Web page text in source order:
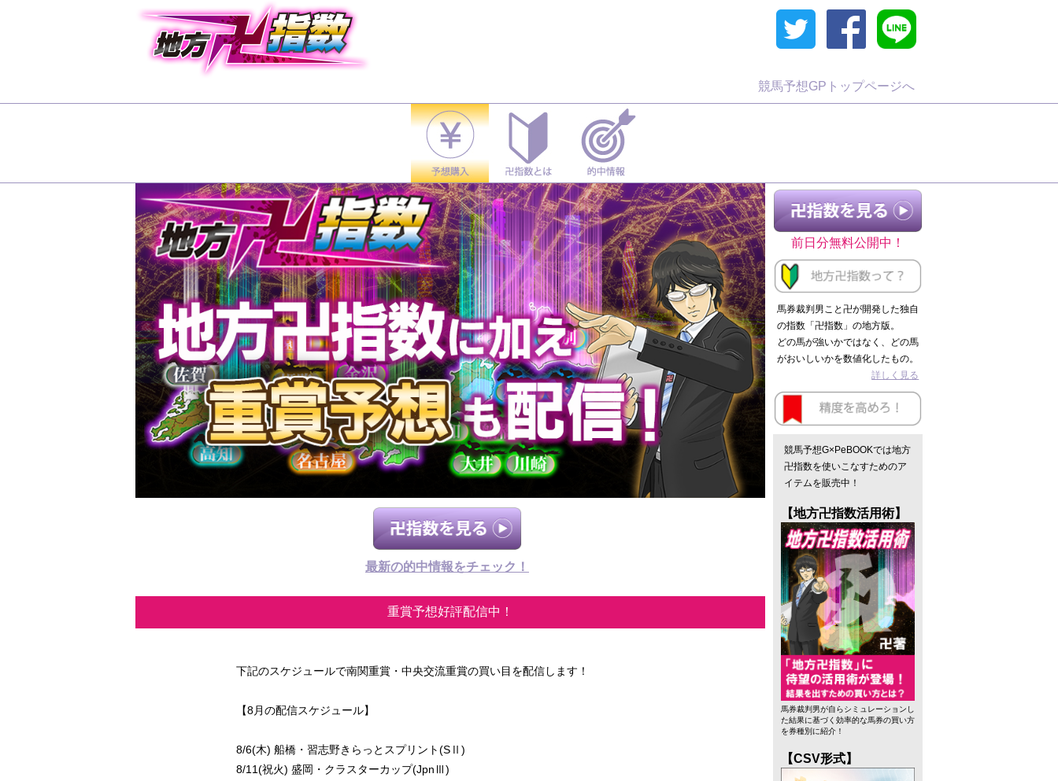
競馬予想GPトップページへ
最新の的中情報をチェック！
重賞予想好評配信中！
下記のスケジュールで南関重賞・中央交流重賞の買い目を配信します！
【8月の配信スケジュール】
8/6(木) 船橋・習志野きらっとスプリント(SⅡ)
8/11(祝火) 盛岡・クラスターカップ(JpnⅢ)
前日分無料公開中！
馬券裁判男こと卍が開発した独自
の指数「卍指数」の地方版。
どの馬が強いかではなく、どの馬
がおいしいかを数値化したもの。
詳しく見る
競馬予想G×PeBOOKでは地方
卍指数を使いこなすためのア
イテムを販売中！
【地方卍指数活用術】
馬券裁判男が自らシミュレーションし
た結果に基づく効率的な馬券の買い方
を券種別に紹介！
【CSV形式】